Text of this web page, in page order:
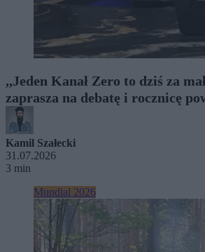
,,Jeden Kanał Zero to dziś za
zaprasza na debatę i rocznicę
Kamil Szałecki
31.07.2026
3 min
Mundial 2026